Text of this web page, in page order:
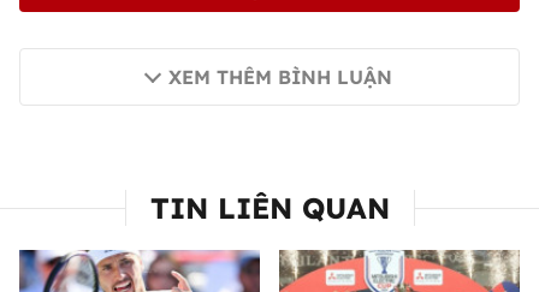
XEM THÊM BÌNH LUẬN
TIN LIÊN QUAN